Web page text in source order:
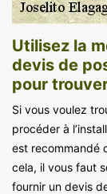
Utilisez la
devis de
pour
Si vous voulez
procéder à
est recommandé
cela, il vous faut
fournir un devis